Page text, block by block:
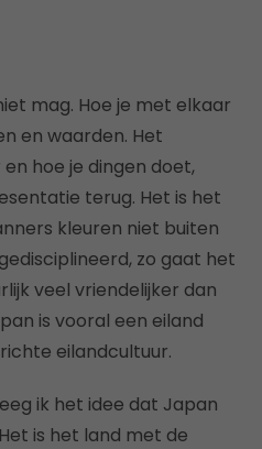
mag. Hoe je met elkaar
en waarden. Het
hoe je dingen doet,
terug. Het is het
kleuren niet buiten
zo gaat het
veel vriendelijker dan
is vooral een eiland
eilandcultuur.
ik het idee dat Japan
is het land met de